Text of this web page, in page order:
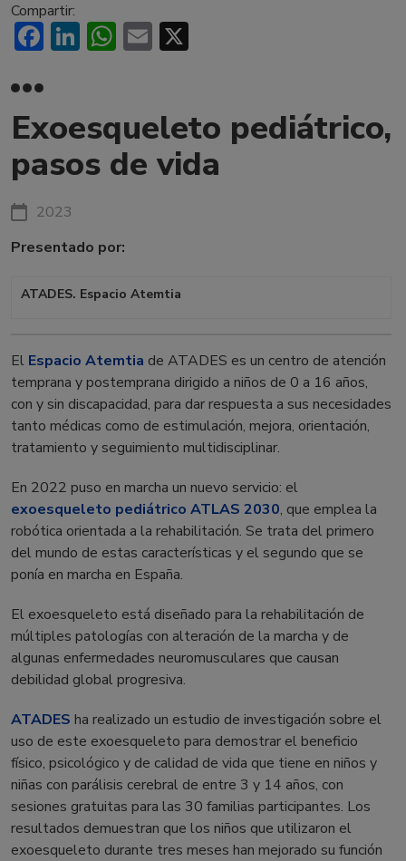
Compartir:
Facebook
LinkedIn
WhatsApp
Email
Exoesqueleto pediátrico,
pasos de vida
2023
Presentado por:
ATADES. Espacio Atemtia
El Espacio Atemtia de ATADES es un centro de atención
temprana y postemprana dirigido a niños de 0 a 16 años,
con y sin discapacidad, para dar respuesta a sus necesidades
tanto médicas como de estimulación, mejora, orientación,
tratamiento y seguimiento multidisciplinar.
En 2022 puso en marcha un nuevo servicio: el
exoesqueleto pediátrico ATLAS 2030, que emplea la
robótica orientada a la rehabilitación. Se trata del primero
del mundo de estas características y el segundo que se
ponía en marcha en España.
El exoesqueleto está diseñado para la rehabilitación de
múltiples patologías con alteración de la marcha y de
algunas enfermedades neuromusculares que causan
debilidad global progresiva.
ATADES ha realizado un estudio de investigación sobre el
uso de este exoesqueleto para demostrar el beneficio
físico, psicológico y de calidad de vida que tiene en niños y
niñas con parálisis cerebral de entre 3 y 14 años, con
sesiones gratuitas para las 30 familias participantes. Los
resultados demuestran que los niños que utilizaron el
exoesqueleto durante tres meses han mejorado su función